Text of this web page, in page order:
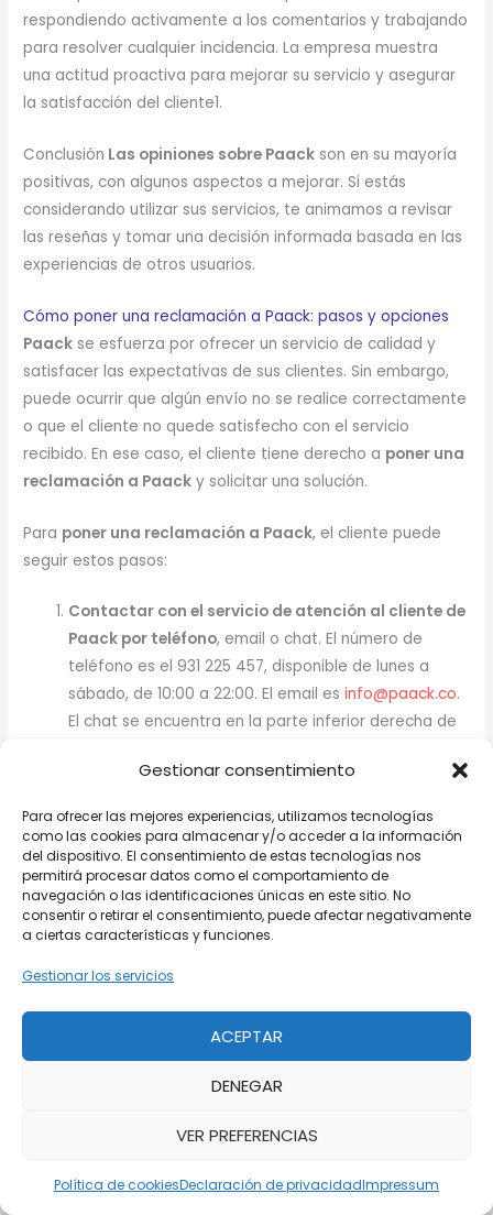
Gestionar consentimiento
Para ofrecer las mejores experiencias, utilizamos tecnologías
como las cookies para almacenar y/o acceder a la información
del dispositivo. El consentimiento de estas tecnologías nos
permitirá procesar datos como el comportamiento de
navegación o las identificaciones únicas en este sitio. No
consentir o retirar el consentimiento, puede afectar negativamente
a ciertas características y funciones.
Gestionar los servicios
ACEPTAR
DENEGAR
VER PREFERENCIAS
Política de cookiesDeclaración de privacidadImpressum
respondiendo activamente a los comentarios y trabajando
para resolver cualquier incidencia. La empresa muestra
una actitud proactiva para mejorar su servicio y asegurar
la satisfacción del cliente1.
Conclusión Las opiniones sobre Paack son en su mayoría
positivas, con algunos aspectos a mejorar. Si estás
considerando utilizar sus servicios, te animamos a revisar
las reseñas y tomar una decisión informada basada en las
experiencias de otros usuarios.
Cómo poner una reclamación a Paack: pasos y opciones
Paack se esfuerza por ofrecer un servicio de calidad y
satisfacer las expectativas de sus clientes. Sin embargo,
puede ocurrir que algún envío no se realice correctamente
o que el cliente no quede satisfecho con el servicio
recibido. En ese caso, el cliente tiene derecho a poner una
reclamación a Paack y solicitar una solución.
Para poner una reclamación a Paack, el cliente puede
seguir estos pasos:
Contactar con el servicio de atención al cliente de
Paack por teléfono, email o chat. El número de
teléfono es el 931 225 457, disponible de lunes a
sábado, de 10:00 a 22:00. El email esinfo@paack.co.
El chat se encuentra en la parte inferior derecha de
Explicar el motivo de la reclamación y aportar los
postal de entrega, nombre y foto del repartidor, y
fecha y hora estimadas de entrega.
Solicitar una solución adecuada al problema:
reembolso, compensación, entrega urgente, etc.
Esperar la respuesta de Paack y verificar que se
cumpla la solución acordada.
Si el cliente no recibe una respuesta satisfactoria de Paack
o considera que sus derechos han sido vulnerados, puede
Presentar una reclamación por escrito a la dirección
Barcelona.